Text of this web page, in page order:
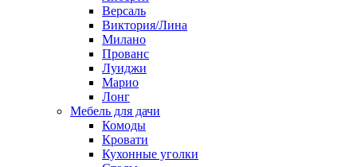
Версаль
Виктория/Лина
Милано
Прованс
Луиджи
Марио
Лонг
Мебель для дачи
Комоды
Кровати
Кухонные уголки